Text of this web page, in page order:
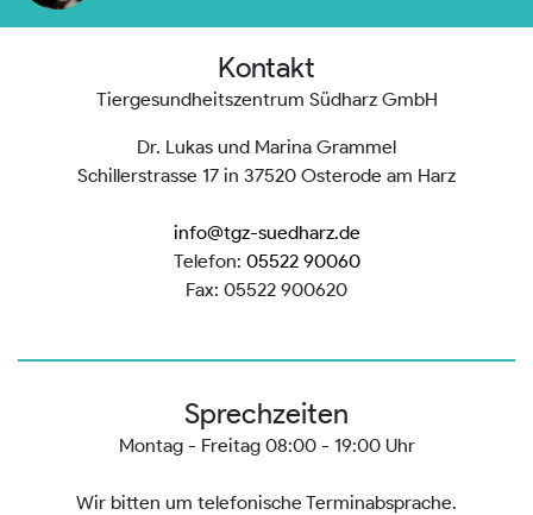
Kontakt
Tiergesundheitszentrum Südharz GmbH
Dr. Lukas und Marina Grammel
Schillerstrasse 17 in 37520 Osterode am Harz
info@tgz-suedharz.de
Telefon: 05522 90060
Fax: 05522 900620
Sprechzeiten
Montag - Freitag 08:00 - 19:00 Uhr
Wir bitten um telefonische Terminabsprache.